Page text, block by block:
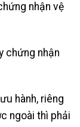
nhận vệ
chứng nhận
hành, riêng
ngoài thì phải